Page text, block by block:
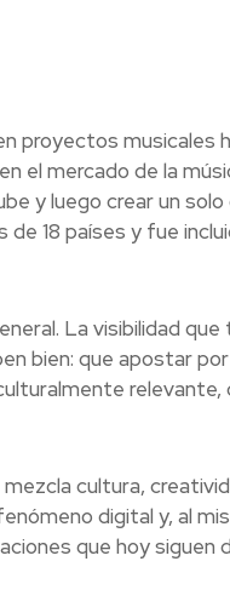
proyectos musicales
el mercado de la
y luego crear un
18 países y fue
La visibilidad
bien: que apostar
relevante,
cultura,
digital y, al
que hoy siguen